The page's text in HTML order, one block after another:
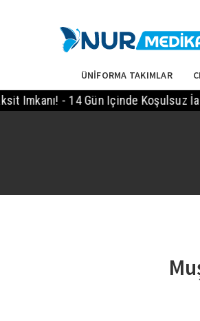
ÜNİFORMA TAKIMLAR
- 14 Gün Içinde Koşulsuz İade!